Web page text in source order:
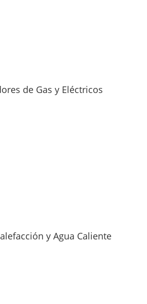
de Gas y Eléctricos
y Agua Caliente